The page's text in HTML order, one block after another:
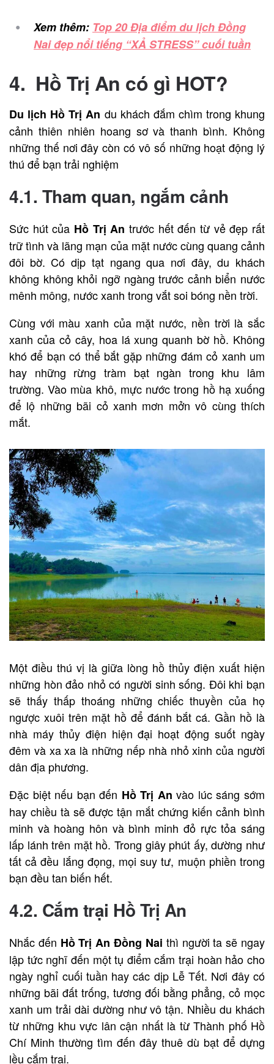
Xem thêm: Top 20 Địa điểm du lịch Đồng
Nai đẹp nổi tiếng “XẢ STRESS” cuối tuần
4. Hồ Trị An có gì HOT?
Du lịch Hồ Trị An du khách đắm chìm trong khung
cảnh thiên nhiên hoang sơ và thanh bình. Không
những thế nơi đây còn có vô số những hoạt động lý
thú để bạn trải nghiệm
4.1. Tham quan, ngắm cảnh
Sức hút của Hồ Trị An trước hết đến từ vẻ đẹp rất
trữ tình và lãng mạn của mặt nước cùng quang cảnh
đôi bờ. Có dịp tạt ngang qua nơi đây, du khách
không không khỏi ngỡ ngàng trước cảnh biển nước
mênh mông, nước xanh trong vắt soi bóng nền trời.
Cùng với màu xanh của mặt nước, nền trời là sắc
xanh của cỏ cây, hoa lá xung quanh bờ hồ. Không
khó để bạn có thể bắt gặp những đám cỏ xanh um
hay những rừng tràm bạt ngàn trong khu lâm
trường. Vào mùa khô, mực nước trong hồ hạ xuống
để lộ những bãi cỏ xanh mơn mởn vô cùng thích
mắt.
Một điều thú vị là giữa lòng hồ thủy điện xuất hiện
những hòn đảo nhỏ có người sinh sống. Đôi khi bạn
sẽ thấy thấp thoáng những chiếc thuyền của họ
ngược xuôi trên mặt hồ để đánh bắt cá. Gần hồ là
nhà máy thủy điện hiện đại hoạt động suốt ngày
đêm và xa xa là những nếp nhà nhỏ xinh của người
dân địa phương.
Đặc biệt nếu bạn đến Hồ Trị Anvào lúc sáng sớm
hay chiều tà sẽ được tận mắt chứng kiến cảnh bình
minh và hoàng hôn và bình minh đỏ rực tỏa sáng
lấp lánh trên mặt hồ. Trong giây phút ấy, dường như
tất cả đều lắng đọng, mọi suy tư, muộn phiền trong
bạn đều tan biến hết.
4.2. Cắm trại Hồ Trị An
Nhắc đến Hồ Trị An Đồng Nai thì người ta sẽ ngay
lập tức nghĩ đến một tụ điểm cắm trại hoàn hảo cho
ngày nghỉ cuối tuần hay các dịp Lễ Tết. Nơi đây có
những bãi đất trống, tương đối bằng phẳng, cỏ mọc
xanh um trải dài dường như vô tận. Nhiều du khách
từ những khu vực lân cận nhất là từ Thành phố Hồ
Chí Minh thường tìm đến đây thuê dù bạt để dựng
lều cắm trại.